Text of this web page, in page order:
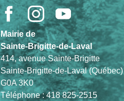
Mairie de
Sainte-Brigitte-de-Laval
414, avenue Sainte-Brigitte
Sainte-Brigitte-de-Laval (Québec)
G0A 3K0
Téléphone : 418 825-2515